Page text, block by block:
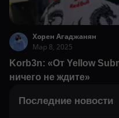
Хорен Агаджанян
Мар 8, 2025
Korb3n: «От Yellow
ничего не ждите»
Последние новости